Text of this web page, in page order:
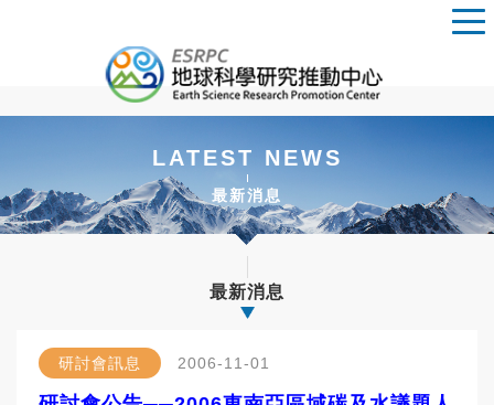
LATEST NEWS
最新消息
最新消息
研討會訊息 2006-11-01